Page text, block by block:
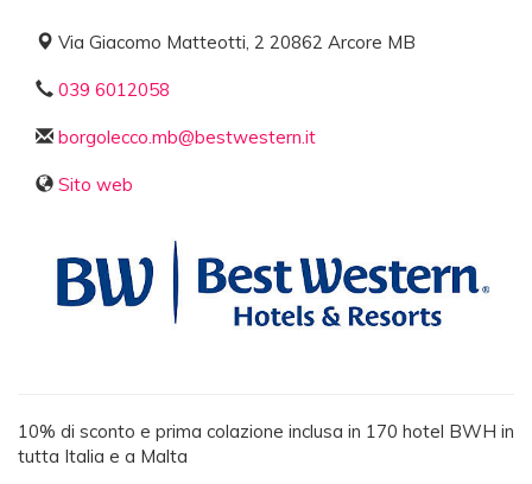
Via Giacomo Matteotti, 2 20862 Arcore MB
039 6012058
borgolecco.mb@bestwestern.it
Sito web
10% di sconto e prima colazione inclusa in 170 hotel BWH in
tutta Italia e a Malta